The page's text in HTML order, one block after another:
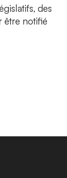
des
être notifié